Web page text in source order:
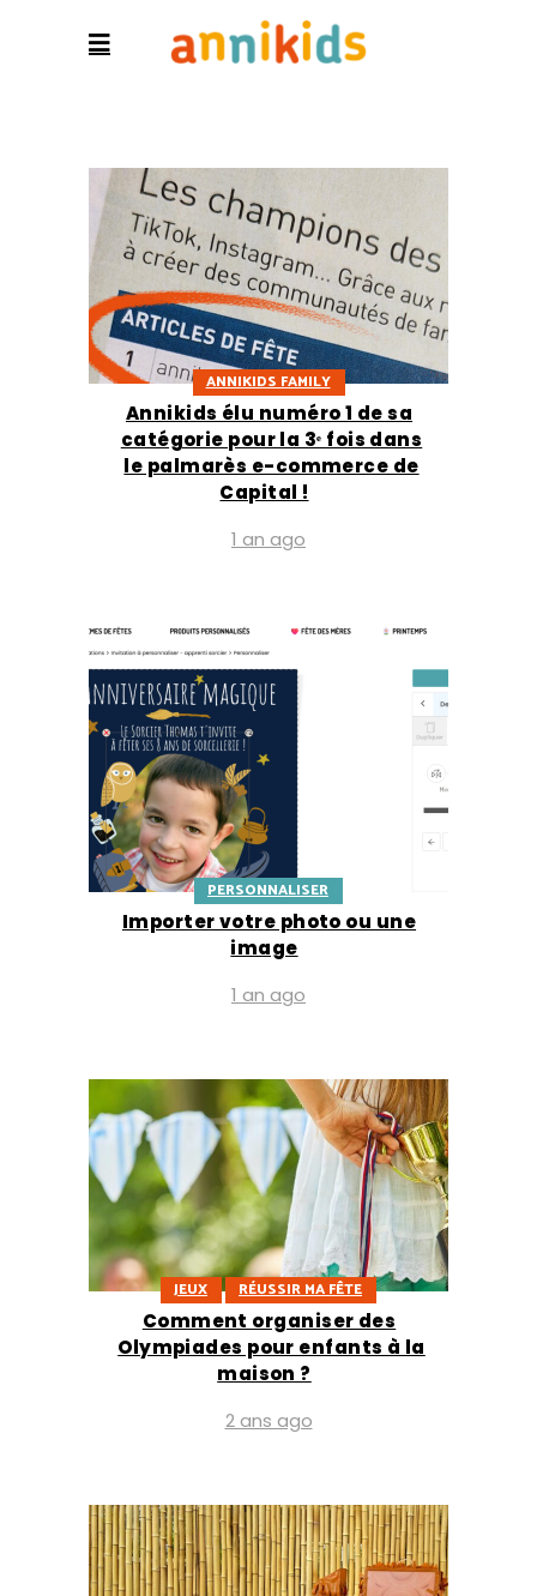
ANNIKIDS FAMILY
Annikids élu numéro 1 de sa
catégorie pour la 3ᵉ fois dans
le palmarès e-commerce de
Capital !
1 an ago
PERSONNALISER
Importer votre photo ou une
image
1 an ago
JEUX RÉUSSIR MA FÊTE
Comment organiser des
Olympiades pour enfants à la
maison ?
2 ans ago